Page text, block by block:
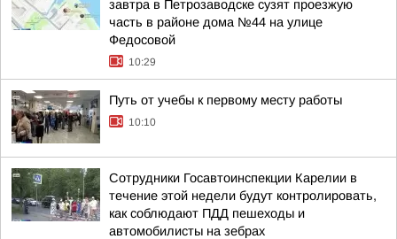
завтра в Петрозаводске сузят проезжую
часть в районе дома №44 на улице
Федосовой
10:29
Путь от учебы к первому месту работы
10:10
Сотрудники Госавтоинспекции Карелии в
течение этой недели будут контролировать,
как соблюдают ПДД пешеходы и
автомобилисты на зебрах